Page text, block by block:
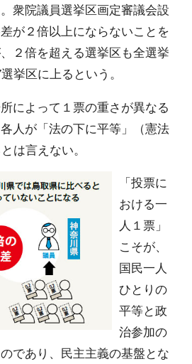
衆院議員選挙区画定審議会設
が２倍以上にならないことを
２倍を超える選挙区も全選挙
挙区に上るという。
によって１票の重さが異なる
人が「法の下に平等」（憲法
は言えない。
「投票に
おける一
人１票」
こそが、
国民一人
ひとりの
平等と政
治参加の
であり、民主主義の基盤とな